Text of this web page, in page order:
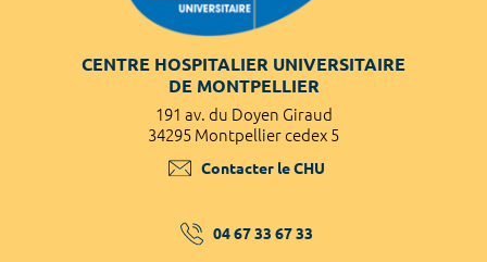
CENTRE HOSPITALIER UNIVERSITAIRE
DE MONTPELLIER
191 av. du Doyen Giraud
34295 Montpellier cedex 5
Contacter le CHU
04 67 33 67 33